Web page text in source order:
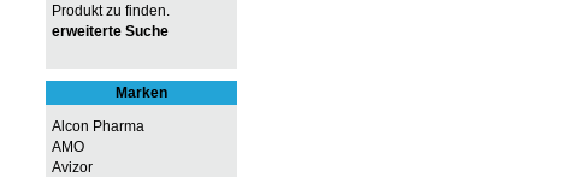
Produkt zu finden.
erweiterte Suche
Marken
Alcon Pharma
AMO
Avizor